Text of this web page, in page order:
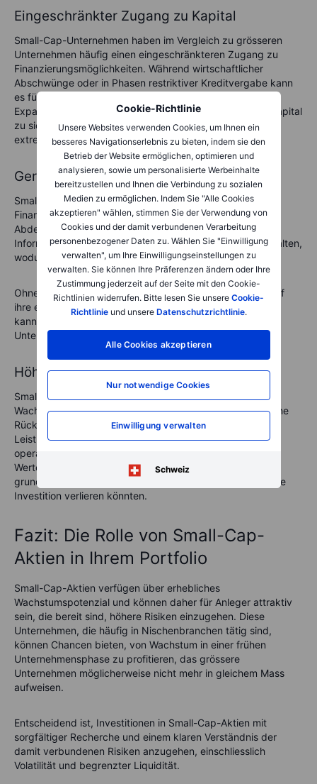
Cookie-Richtlinie
Unsere Websites verwenden Cookies, um Ihnen ein
besseres Navigationserlebnis zu bieten, indem sie den
Betrieb der Website ermöglichen, optimieren und
analysieren, sowie um personalisierte Werbeinhalte
bereitzustellen und Ihnen die Verbindung zu sozialen
Medien zu ermöglichen. Indem Sie "Alle Cookies
akzeptieren" wählen, stimmen Sie der Verwendung von
Cookies und der damit verbundenen Verarbeitung
personenbezogener Daten zu. Wählen Sie "Einwilligung
verwalten", um Ihre Einwilligungseinstellungen zu
verwalten. Sie können Ihre Präferenzen ändern oder Ihre
Zustimmung jederzeit auf der Seite mit den Cookie-
Richtlinien widerrufen. Bitte lesen Sie unsere Cookie-
Richtlinieund unsere Datenschutzrichtlinie.
Alle Cookies akzeptieren
Nur notwendige Cookies
Einwilligung verwalten
Schweiz
Eingeschränkter Zugang zu Kapital
Small-Cap-Unternehmen haben im Vergleich zu grösseren
Unternehmen häufig einen eingeschränkteren Zugang zu
Finanzierungsmöglichkeiten. Während wirtschaftlicher
Abschwünge oder in Phasen restriktiver Kreditvergabe kann
es für Small-Cap-Unternehmen schwieriger sein, das für
Expansion oder sogar den laufenden Betrieb benötigte Kapital
zu sichern. Dies kann zu langsamerem Wachstum oder in
extremen Fällen zu finanziellen Schwierigkeiten führen.
Geringere Analystenabdeckung
Small-Cap-Aktien erhalten weniger Aufmerksamkeit von
Finanzanalysten als Large-Cap-Aktien. Diese begrenzte
Abdeckung kann es Anlegern erschweren, verlässliche
Informationen über die Unternehmensentwicklung zu erhalten,
wodurch die Due Diligence anspruchsvoller wird.
Ohne umfassende Abdeckung müssen Anleger stärker auf
ihre eigene Recherche vertrauen, was das Risiko erhöhen
kann, den Wert oder das Wachstumspotenzial eines
Unternehmens falsch einzuschätzen.
Höheres Ausfallrisiko
Small-Cap-Unternehmen befinden sich häufig in früheren
Wachstumsphasen, wodurch sie anfälliger für geschäftliche
Rückschläge sind. Ein fehlender langfristiger
Leistungsausweis, begrenzte Ressourcen und höhere
operative Risiken können zu Insolvenzen oder schwacher
Wertentwicklung führen. Dadurch sind Small-Cap-Aktien
grundsätzlich riskanter, da Anleger potenziell ihre gesamte
Investition verlieren könnten.
Fazit: Die Rolle von Small-Cap-
Aktien in Ihrem Portfolio
Small-Cap-Aktien verfügen über erhebliches
Wachstumspotenzial und können daher für Anleger attraktiv
sein, die bereit sind, höhere Risiken einzugehen. Diese
Unternehmen, die häufig in Nischenbranchen tätig sind,
können Chancen bieten, von Wachstum in einer frühen
Unternehmensphase zu profitieren, das grössere
Unternehmen möglicherweise nicht mehr in gleichem Mass
aufweisen.
Entscheidend ist, Investitionen in Small-Cap-Aktien mit
sorgfältiger Recherche und einem klaren Verständnis der
damit verbundenen Risiken anzugehen, einschliesslich
Volatilität und begrenzter Liquidität.